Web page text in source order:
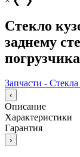
Стекло
заднему
Запчасти -
‹
Описание
Характеристики
Гарантия
›